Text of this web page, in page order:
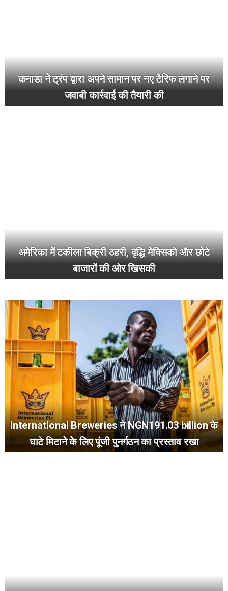
कनाडा ने ट्रंप द्वारा अपने सामान पर नए टैरिफ लगाने पर
जवाबी कार्रवाई की तैयारी की
अमेरिका में टकीला बिक्री ठहरी, वृद्धि मेक्सिको और छोटे
बाजारों की ओर खिसकी
International Breweries ने NGN191.03 billion के
घाटे मिटाने के लिए पूंजी पुनर्गठन का प्रस्ताव रखा